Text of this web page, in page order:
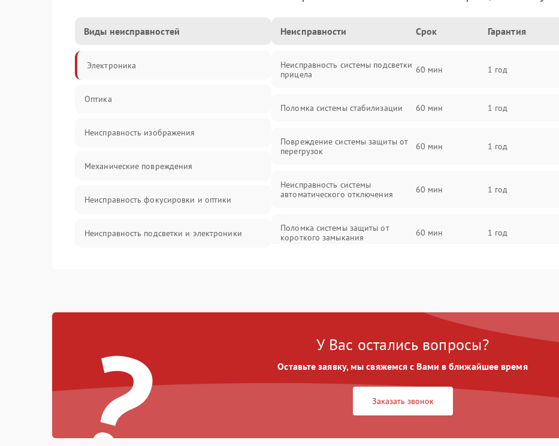
Виды неисправностей
Электроника
Оптика
Неисправность изображения
Механические повреждения
Неисправность фокусировки и оптики
Неисправность подсветки и электроники
Управление
Корпус/Герметичность
Датчики
Неисправности Срок Гарантия
Неисправность системы подсветки
прицела
60 мин 1 год
Поломка системы стабилизации 60 мин 1 год
Повреждение системы защиты от
перегрузок
60 мин 1 год
Неисправность системы
автоматического отключения
60 мин 1 год
Поломка системы защиты от
короткого замыкания
60 мин 1 год
Неисправность системы защиты от
60 мин
замыкания
60 мин
Неисправность системы защиты от 60 мин
? У Вас остались вопросы?
Оставьте заявку, мы свяжемся с Вами в ближайшее время
Заказать звонок